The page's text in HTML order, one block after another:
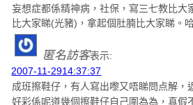
妄想症都係精神病，社保，寫三七教比大
比大家睇(光豬)，拿起個肚腩比大家睇。
匿名訪客表示:
2007-11-2914:37:37
成班擦鞋仔，有人寫出嚟又唔睇問点解，
好彩係呢道幾個擦鞋仔自己圍為為，真假